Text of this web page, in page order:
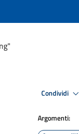
Condividi
Argomenti: